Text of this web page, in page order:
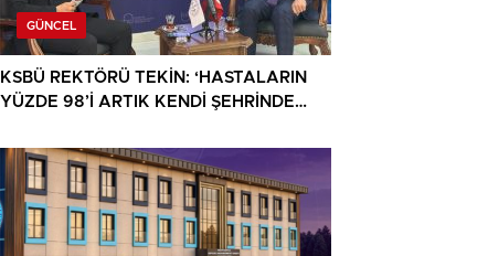
GÜNCEL
KSBÜ REKTÖRÜ TEKİN: ‘HASTALARIN
YÜZDE 98’İ ARTIK KENDİ ŞEHRİNDE